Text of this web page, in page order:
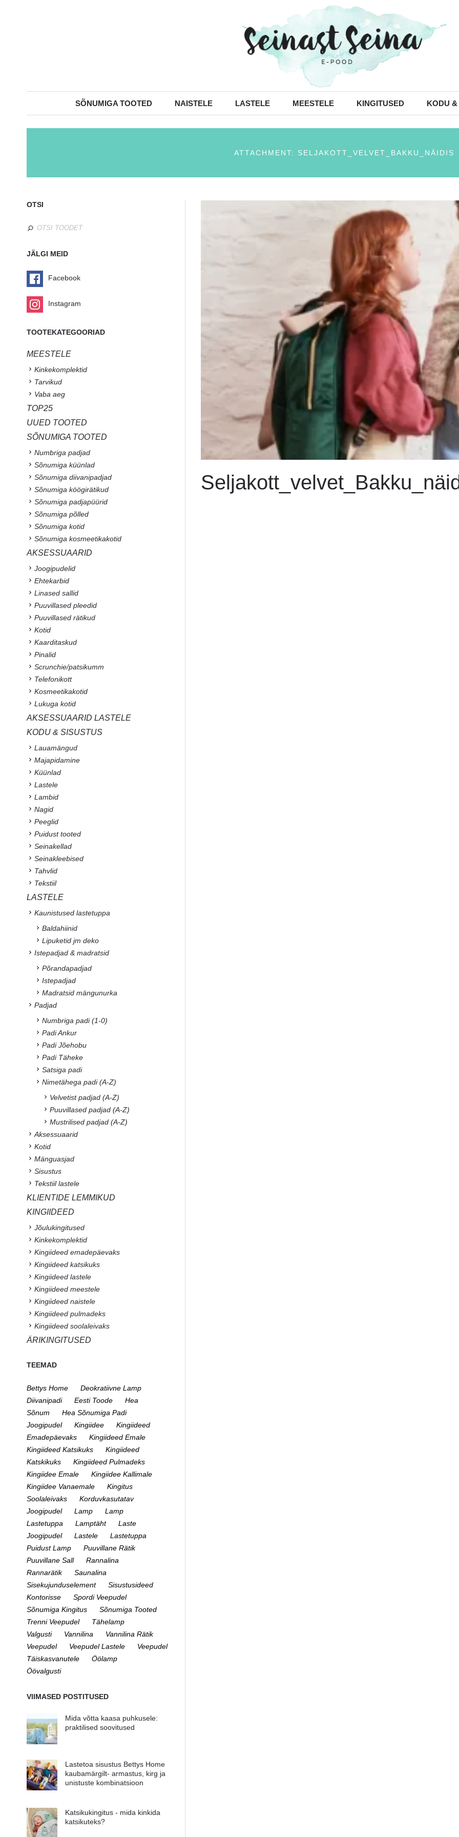
SÕNUMIGA TOOTED NAISTELE LASTELE MEESTELE KINGITUSED KODU &
ATTACHMENT: SELJAKOTT_VELVET_BAKKU_NÄIDIS
OTSI
JÄLGI MEID
Facebook
Instagram
TOOTEKATEGOORIAD
MEESTELE
Kinkekomplektid
Tarvikud
Vaba aeg
TOP25
UUED TOOTED
SÕNUMIGA TOOTED
Numbriga padjad
Sõnumiga küünlad
Sõnumiga diivanipadjad
Sõnumiga köögirätikud
Sõnumiga padjapüürid
Sõnumiga põlled
Sõnumiga kotid
Sõnumiga kosmeetikakotid
AKSESSUAARID
Joogipudelid
Ehtekarbid
Linased sallid
Puuvillased pleedid
Puuvillased rätikud
Kotid
Kaarditaskud
Pinalid
Scrunchie/patsikumm
Telefonikott
Kosmeetikakotid
Lukuga kotid
AKSESSUAARID LASTELE
KODU & SISUSTUS
Lauamängud
Majapidamine
Küünlad
Lastele
Lambid
Nagid
Peeglid
Puidust tooted
Seinakellad
Seinakleebised
Tahvlid
Tekstiil
LASTELE
Kaunistused lastetuppa
Baldahiinid
Lipuketid jm deko
Istepadjad & madratsid
Põrandapadjad
Istepadjad
Madratsid mängunurka
Padjad
Numbriga padi (1-0)
Padi Ankur
Padi Jõehobu
Padi Täheke
Satsiga padi
Nimetähega padi (A-Z)
Velvetist padjad (A-Z)
Puuvillased padjad (A-Z)
Mustrilised padjad (A-Z)
Aksessuaarid
Kotid
Mänguasjad
Sisustus
Tekstiil lastele
KLIENTIDE LEMMIKUD
KINGIIDEED
Jõulukingitused
Kinkekomplektid
Kingiideed emadepäevaks
Kingiideed katsikuks
Kingiideed lastele
Kingiideed meestele
Kingiideed naistele
Kingiideed pulmadeks
Kingiideed soolaleivaks
ÄRIKINGITUSED
TEEMAD
Bettys Home
Deokratiivne Lamp
Diivanipadi
Eesti Toode
Hea
Sõnum
Hea Sõnumiga Padi
Joogipudel
Kingiidee
Kingiideed
Emadepäevaks
Kingiideed Emale
Kingiideed Katsikuks
Kingiideed
Katskikuks
Kingiideed Pulmadeks
Kingiidee Emale
Kingiidee Kallimale
Kingiidee Vanaemale
Kingitus
Soolaleivaks
Korduvkasutatav
Joogipudel
Lamp
Lamp
Lastetuppa
Lamptäht
Laste
Joogipudel
Lastele
Lastetuppa
Puidust Lamp
Puuvillane Rätik
Puuvillane Sall
Rannalina
Rannarätik
Saunalina
Sisekujunduselement
Sisustusideed
Kontorisse
Spordi Veepudel
Sõnumiga Kingitus
Sõnumiga Tooted
Trenni Veepudel
Tähelamp
Valgusti
Vannilina
Vannilina Rätik
Veepudel
Veepudel Lastele
Veepudel
Täiskasvanutele
Öölamp
Öövalgusti
VIIMASED POSTITUSED
Mida võtta kaasa puhkusele:
praktilised soovitused
Lastetoa sisustus Bettys Home
kaubamärgilt- armastus, kirg ja
unistuste kombinatsioon
Katsikukingitus - mida kinkida
katsikuteks?